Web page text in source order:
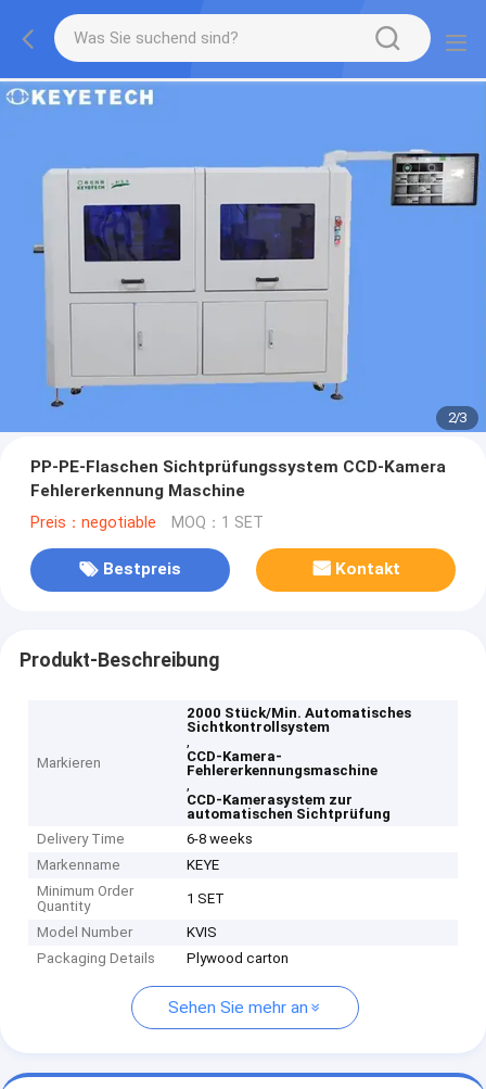
2/3
PP-PE-Flaschen Sichtprüfungssystem CCD-Kamera
Fehlererkennung Maschine
Preis：negotiable MOQ：1 SET
Bestpreis Kontakt
Produkt-Beschreibung
Markieren
2000 Stück/Min. Automatisches
Sichtkontrollsystem
,
CCD-Kamera-
Fehlererkennungsmaschine
,
CCD-Kamerasystem zur
automatischen Sichtprüfung
Delivery Time
6-8 weeks
Markenname
KEYE
Minimum Order
Quantity
1 SET
Model Number
KVIS
Packaging Details
Plywood carton
Sehen Sie mehr an